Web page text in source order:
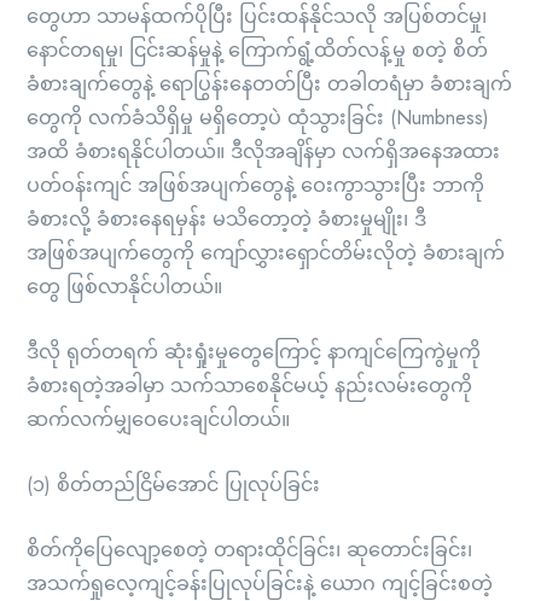
တွေဟာ သာမန်ထက်ပိုပြီး ပြင်းထန်နိုင်သလို အပြစ်တင်မှု၊
နောင်တရမှု၊ ငြင်းဆန်မှုနဲ့ ကြောက်ရွံ့ထိတ်လန့်မှု စတဲ့ စိတ်
ခံစားချက်တွေနဲ့ ရောပြွန်းနေတတ်ပြီး တခါတရံမှာ ခံစားချက်
တွေကို လက်ခံသိရှိမှု မရှိတော့ပဲ ထုံသွားခြင်း (Numbness)
အထိ ခံစားရနိုင်ပါတယ်။ ဒီလိုအချိန်မှာ လက်ရှိအနေအထား
ပတ်ဝန်းကျင် အဖြစ်အပျက်တွေနဲ့ ဝေးကွာသွားပြီး ဘာကို
ခံစားလို့ ခံစားနေရမှန်း မသိတော့တဲ့ ခံစားမှုမျိုး၊ ဒီ
အဖြစ်အပျက်တွေကို ကျော်လွှားရှောင်တိမ်းလိုတဲ့ ခံစားချက်
တွေ ဖြစ်လာနိုင်ပါတယ်။
ဒီလို ရုတ်တရက် ဆုံးရှုံးမှုတွေကြောင့် နာကျင်ကြေကွဲမှုကို
ခံစားရတဲ့အခါမှာ သက်သာစေနိုင်မယ့် နည်းလမ်းတွေကို
ဆက်လက်မျှဝေပေးချင်ပါတယ်။
(၁) စိတ်တည်ငြိမ်အောင် ပြုလုပ်ခြင်း
စိတ်ကိုပြေလျော့စေတဲ့ တရားထိုင်ခြင်း၊ ဆုတောင်းခြင်း၊
အသက်ရှုလေ့ကျင့်ခန်းပြုလုပ်ခြင်းနဲ့ ယောဂ ကျင့်ခြင်းစတဲ့